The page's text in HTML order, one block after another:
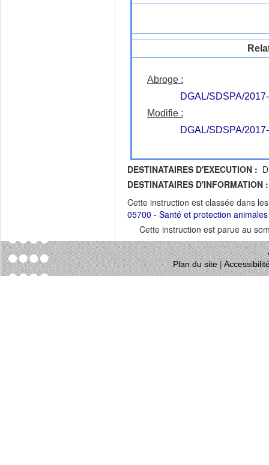
Abroge :
DGAL/SDSPA/
Modifie :
DGAL/SDSPA/
DESTINATAIRES D'EXECUTION :
DESTINATAIRES D'INFORMATION :
Cette instruction est classée dans
05700 - Santé et protection animales
Cette instruction est parue au
Plan du site|